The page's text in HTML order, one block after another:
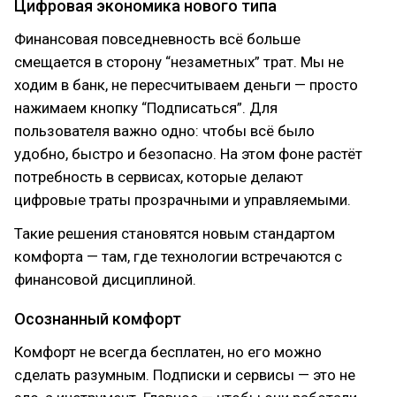
Цифровая экономика нового типа
Финансовая повседневность всё больше
смещается в сторону “незаметных” трат. Мы не
ходим в банк, не пересчитываем деньги — просто
нажимаем кнопку “Подписаться”. Для
пользователя важно одно: чтобы всё было
удобно, быстро и безопасно. На этом фоне растёт
потребность в сервисах, которые делают
цифровые траты прозрачными и управляемыми.
Такие решения становятся новым стандартом
комфорта — там, где технологии встречаются с
финансовой дисциплиной.
Осознанный комфорт
Комфорт не всегда бесплатен, но его можно
сделать разумным. Подписки и сервисы — это не